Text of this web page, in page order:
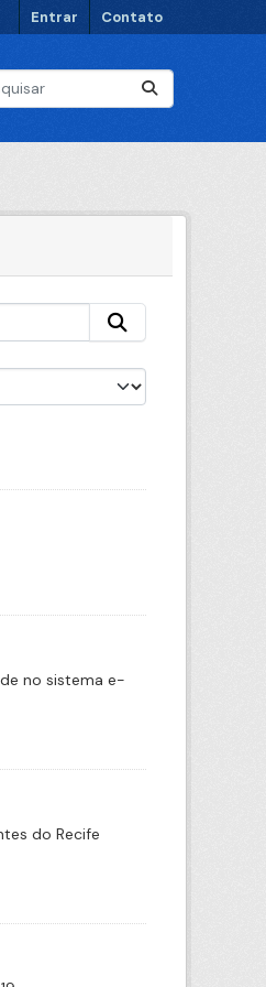
Entrar Contato
no sistema e-
do Recife